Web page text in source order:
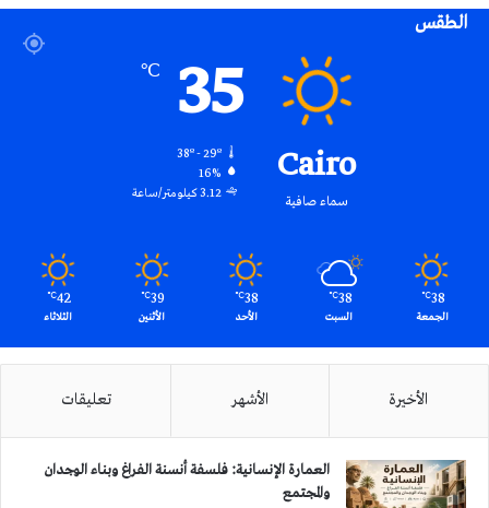
الطقس
Cairo
سماء صافية
35
℃
38º - 29º
16%
3.12 كيلومتر/ساعة
38
℃
الجمعة
38
℃
السبت
38
℃
الأحد
39
℃
الأثنين
42
℃
الثلاثاء
الأخيرة الأشهر تعليقات
العمارة الإنسانية: فلسفة أنسنة الفراغ وبناء الوجدان
والمجتمع